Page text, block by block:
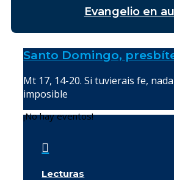
Evangelio en
Santo Domingo,
Mt 17, 14-20. Si tuvierais fe,
imposible
¡No hay eventos!

Lecturas